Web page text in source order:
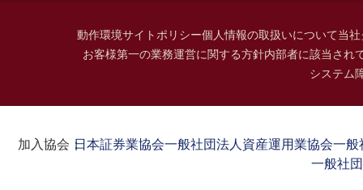
動作環境サイトポリシー個人情報の取扱いについて当
お客様第一の業務運営に関する方針内部者に該当され
システム
加入協会：日本証券業協会一般社団法人資産運用業協会一般
一般社